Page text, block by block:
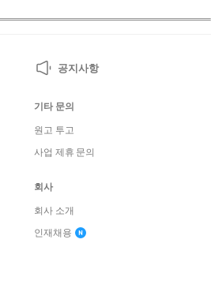
공지사항
기타 문의
원고 투고
사업 제휴 문의
회사
회사 소개
인재채용